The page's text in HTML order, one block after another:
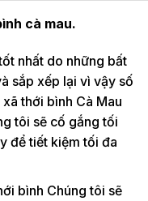
cà mau.
nhất do những bất
sắp xếp lại vì vậy số
thới bình Cà Mau
tôi sẽ cố gắng tối
để tiết kiệm tối đa
bình Chúng tôi sẽ